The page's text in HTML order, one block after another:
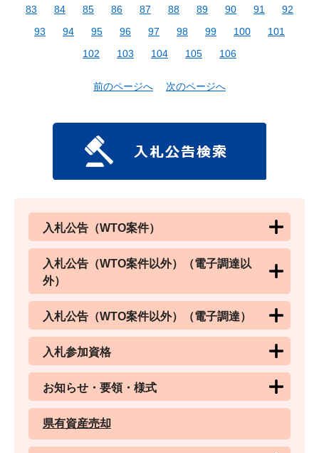
83
84 85 86 87 88 89 90 91
92
93
94 95 96 97 98 99 100
101
102
103 104 105 106
前のページへ 次のページへ
入札公告（WTO案件）
入札公告（WTO案件以外）（電子調達以
外）
入札公告（WTO案件以外）（電子調達）
入札参加資格
お知らせ・要領・様式
県有資産売却